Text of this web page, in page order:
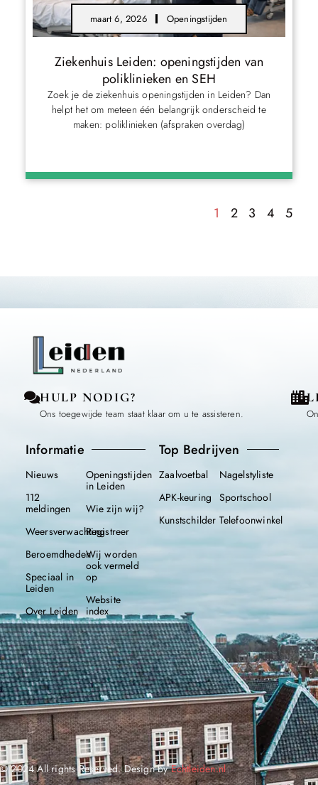
maart 6, 2026 Openingstijden
Ziekenhuis Leiden: openingstijden van
poliklinieken en SEH
Zoek je de ziekenhuis openingstijden in Leiden? Dan
helpt het om meteen één belangrijk onderscheid te
maken: poliklinieken (afspraken overdag)
1 2 3 4 5
HULP NODIG?
Ons toegewijde team staat klaar om u te assisteren.
Informatie
Nieuws
112
meldingen
Weersverwachting
Beroemdheden
Speciaal in
Leiden
Over Leiden
Openingstijden
in Leiden
Wie zijn wij?
Registreer
Wij worden
ook vermeld
op
Website
index
Top Bedrijven
Zaalvoetbal
APK-keuring
Kunstschilder
Nagelstyliste
Sportschool
Telefoonwinkel
© 2024 All rights Reserved. Design byEchtleiden.nl